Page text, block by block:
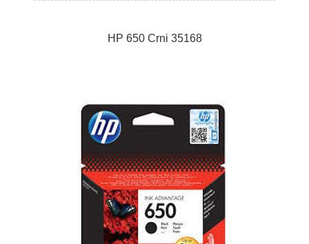
HP 650 Crni 35168